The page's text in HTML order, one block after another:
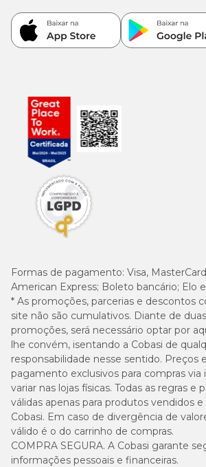
Formas de pagamento: Visa,
American Express; Boleto bancário; Elo
* As promoções, parcerias e descontos
site não são cumulativos. Diante de
promoções, será necessário optar por
lhe convém, isentando a Cobasi de
responsabilidade nesse sentido. Preços
pagamento exclusivos para compras
variar nas lojas físicas. Todas as regras e
válidas apenas para produtos vendidos
Cobasi. Em caso de divergência de
válido é o do carrinho de compras.
COMPRA SEGURA. A Cobasi garante
informações pessoais e financeiras.